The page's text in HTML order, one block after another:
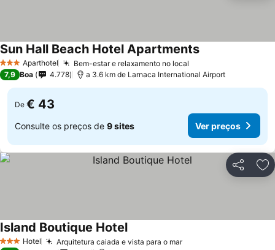
3 EstrelasAparthotel Bem-estar e relaxamento no local
Sun Hall Beach Hotel ApartmentsVer preços
7,9 Boa 4.778 a 3.6 km de Larnaca International Airport
De € 43
Consulte os preços de 9 sites Ver preços
Partilhar
3 EstrelasHotel Arquitetura caiada e vista para o marVer preços
Island Boutique HotelVer preços